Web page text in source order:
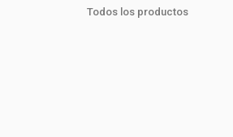
Todos los productos